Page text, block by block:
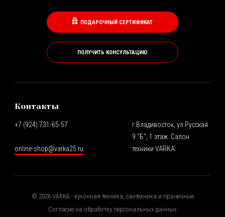
ПОДАРОЧНЫЙ СЕРТИФИКАТ
ПОЛУЧИТЬ КОНСУЛЬТАЦИЮ
Контакты
+7 (924) 731-65-57
online-shop@varka25.ru
г.Владивосток, ул.Русская
9 "Б", 1 этаж. Салон
техники VARKA
© 2026VARKA - кухонная техника, сантехника и прачечные
Согласие на обработку персональных данных